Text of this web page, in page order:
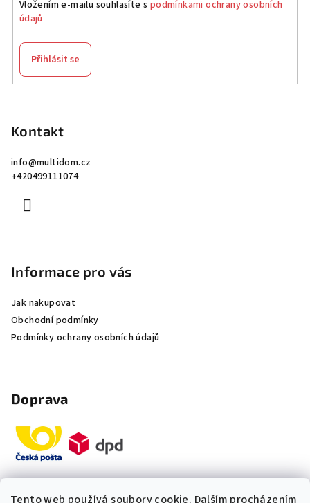
Tento web používá soubory cookie. Dalším procházením
Vložením e-mailu souhlasíte s podmínkami ochrany osobních
údajů
Přihlásit se
Kontakt
info@multidom.cz
+420499111074
Informace pro vás
Jak nakupovat
Obchodní podmínky
Podmínky ochrany osobních údajů
Doprava